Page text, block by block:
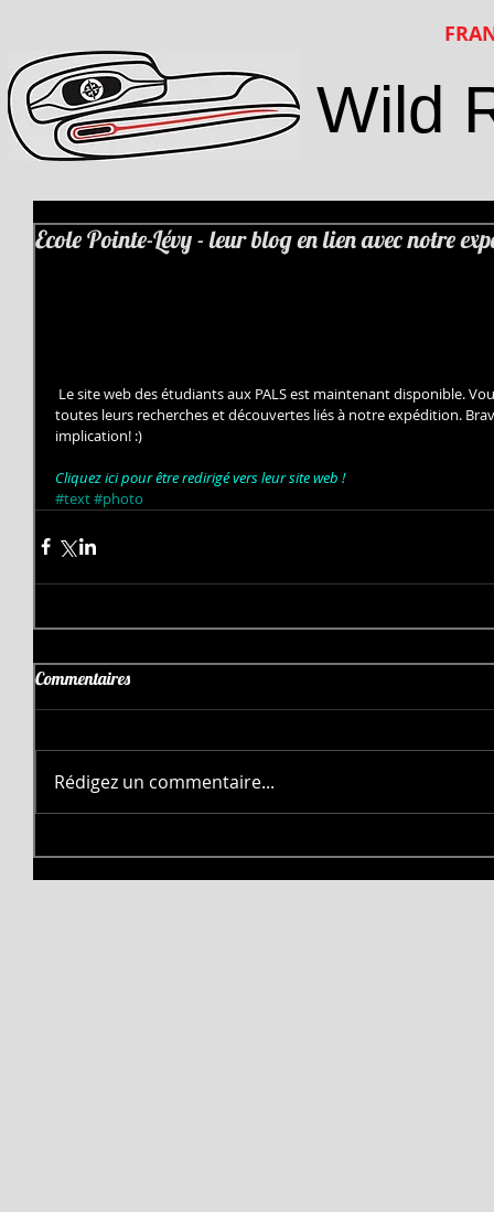
Wild
Ecole Pointe-Lévy - leur blog en lien avec notre
toutes leurs recherches et découvertes liés à notre expédition.
implication! :)
Cliquez ici pour être redirigé vers leur site web !
#text#photo
Commentaires
Rédigez un commentaire...